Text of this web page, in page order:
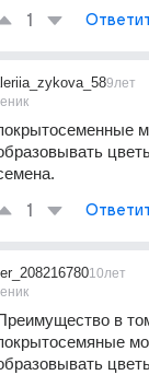
1
9лет
1
10лет
в